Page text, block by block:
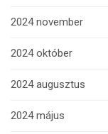
2024 november
2024 október
2024 augusztus
2024 május